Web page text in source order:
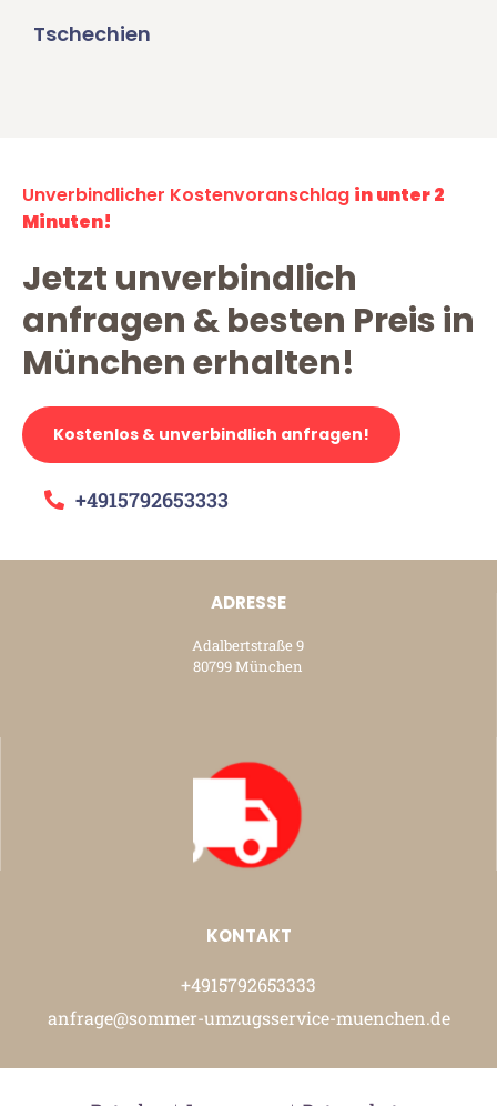
Tschechien
Unverbindlicher Kostenvoranschlag in unter 2
Minuten!
Jetzt unverbindlich
anfragen & besten Preis in
München erhalten!
Kostenlos & unverbindlich anfragen!
+4915792653333
ADRESSE
Adalbertstraße 9
80799 München
KONTAKT
+4915792653333
anfrage@sommer-umzugsservice-muenchen.de